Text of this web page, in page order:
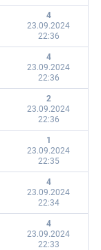
4
23.09.2024
22:36
4
23.09.2024
22:36
2
23.09.2024
22:36
1
23.09.2024
22:35
4
23.09.2024
22:34
4
23.09.2024
22:33